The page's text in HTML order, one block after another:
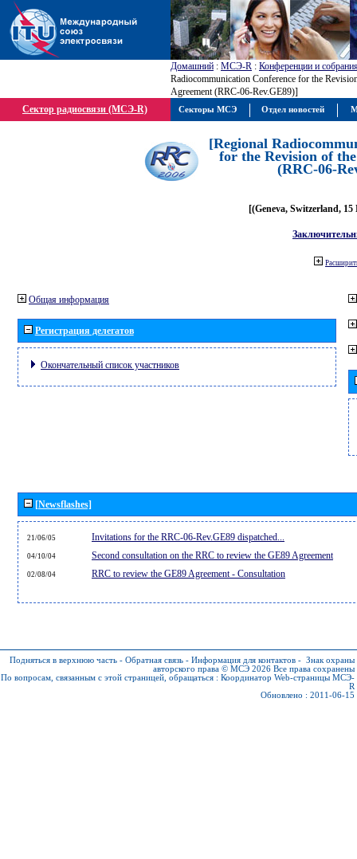
Домашний : МСЭ-R : Конференции и
Radiocommunication Conference for the
Agreement (RRC-06-Rev.GE89)]
Сектор радиосвязи (МСЭ-R)
[Regional
for the Revision of
(RRC-06-
[(Geneva, Switzerland, 15
Общая информация
Регистрация делегатов
Окончательный список участников
[Newsflashes]
21/06/05 Invitations for the RRC-06-Rev.GE89 dispatched...
04/10/04 Second consultation on the RRC to review the GE89 Agreement
02/08/04 RRC to review the GE89 Agreement - Consultation
Подняться в верхнюю часть - Обратная связь - Информация для контактов - Знак охраны
авторского права © МСЭ 2026 Все права сохранены
По вопросам, связанным с этой страницей, обращаться : Координатор Web-страницы МСЭ-
R
Обновлено : 2011-06-15
Секторы МСЭ Отдел новостей